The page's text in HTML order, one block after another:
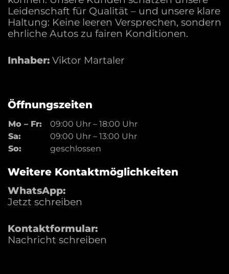
Leidenschaft für Qualität – und unsere klare
Haltung: Keine leeren Versprechen, sondern
ehrliche Autos zu fairen Konditionen.
Inhaber: Viktor Martaler
Öffnungszeiten
Mo – Fr: 09:00 Uhr – 18:00 Uhr
Sa:
09:00 Uhr – 13:00 Uhr
So:
geschlossen
Weitere Kontaktmöglichkeiten
WhatsApp:
Jetzt schreiben
Kontaktformular:
Nachricht schreiben